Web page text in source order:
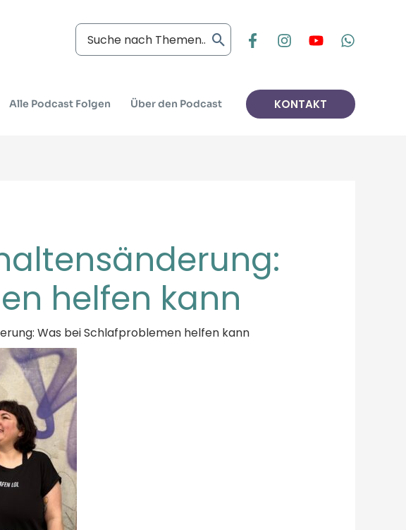
Search
for:
Alle Podcast Folgen Über den Podcast KONTAKT
helfen kann
Was bei Schlafproblemen helfen kann